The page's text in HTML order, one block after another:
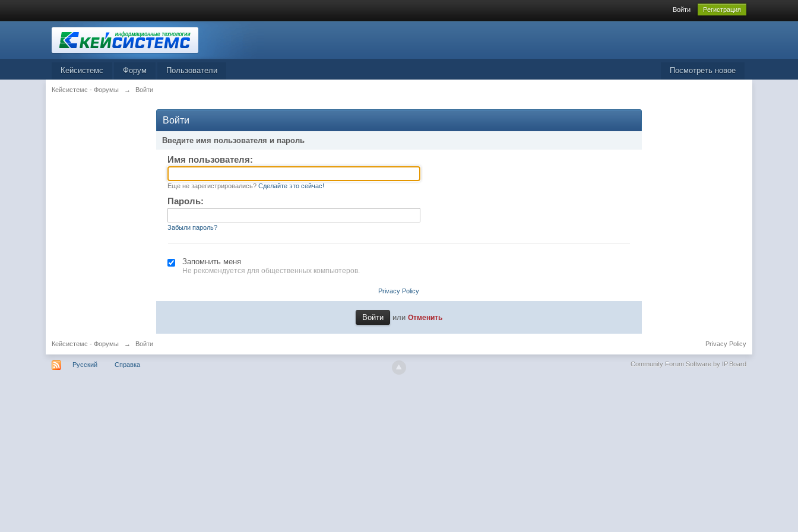
Войти Регистрация
Посмотреть новое
Кейсистемс Форум Пользователи
Кейсистемс - Форумы → Войти
Войти
Введите имя пользователя и пароль
Имя пользователя:
Еще не зарегистрировались? Сделайте это сейчас!
Пароль:
Забыли пароль?
Запомнить меня
Не рекомендуется для общественных компьютеров.
Privacy Policy
или Отменить
Кейсистемс - Форумы → Войти Privacy Policy
Русский Справка Community Forum Software by IP.Board